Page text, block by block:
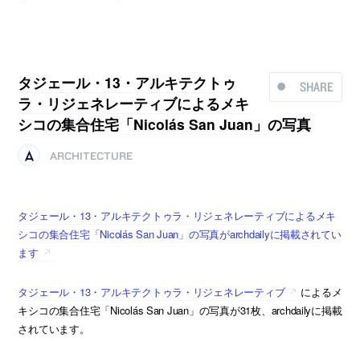
SHARE
タジェール・13・アルキテクトゥ
ラ・リジェネレーティブによるメキ
シコの集合住宅「Nicolás San Juan」の写真
ARCHITECTURE
タジェール・13・アルキテクトゥラ・リジェネレーティブによるメキ
シコの集合住宅「Nicolás San Juan」の写真がarchdailyに掲載されてい
ます
タジェール・13・アルキテクトゥラ・リジェネレーティブ
によるメ
キシコの集合住宅「Nicolás San Juan」の写真が31枚、archdailyに掲載
されています。